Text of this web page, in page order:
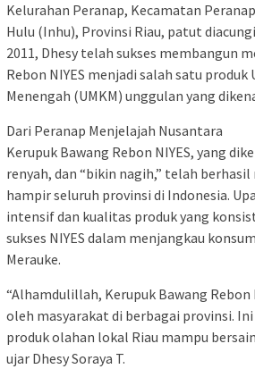
Kelurahan Peranap, Kecamatan
Hulu (Inhu), Provinsi Riau, patut
2011, Dhesy telah sukses membangun
Rebon NIYES menjadi salah satu produk
Menengah (UMKM) unggulan yang
Dari Peranap Menjelajah Nusantara
Kerupuk Bawang Rebon NIYES, yang
renyah, dan “bikin nagih,” telah berhasil
hampir seluruh provinsi di Indonesia.
intensif dan kualitas produk yang
sukses NIYES dalam menjangkau
Merauke.
“Alhamdulillah, Kerupuk Bawang Rebon
oleh masyarakat di berbagai provinsi.
produk olahan lokal Riau mampu
ujar Dhesy Soraya T.